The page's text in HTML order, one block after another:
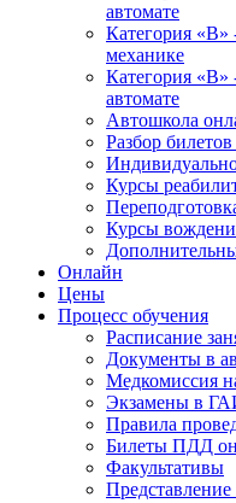
автомате
Категория «B»
механике
Категория «B»
автомате
Автошкола
Разбор
Курсы
Курсы
Онлайн
Цены
Процесс обучения
Расписание
Документы в
Медкомиссия
Экзамены в
Правила
Билеты ПДД
Факультативы